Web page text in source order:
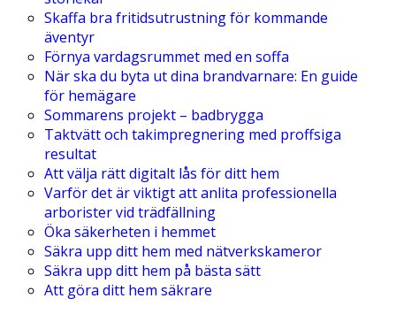
Skaffa bra fritidsutrustning för kommande
äventyr
Förnya vardagsrummet med en soffa
När ska du byta ut dina brandvarnare: En guide
för hemägare
Sommarens projekt – badbrygga
Taktvätt och takimpregnering med proffsiga
resultat
Att välja rätt digitalt lås för ditt hem
Varför det är viktigt att anlita professionella
arborister vid trädfällning
Öka säkerheten i hemmet
Säkra upp ditt hem med nätverkskameror
Säkra upp ditt hem på bästa sätt
Att göra ditt hem säkrare